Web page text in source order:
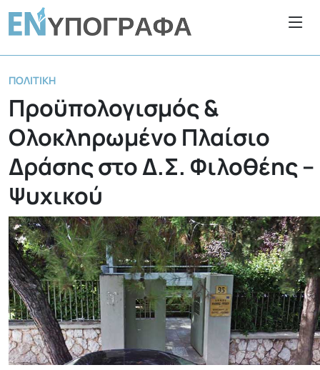
ΠΟΛΙΤΙΚΉ
Προϋπολογισμός &
Ολοκληρωμένο Πλαίσιο
Δράσης στο Δ.Σ. Φιλοθέης –
Ψυχικού